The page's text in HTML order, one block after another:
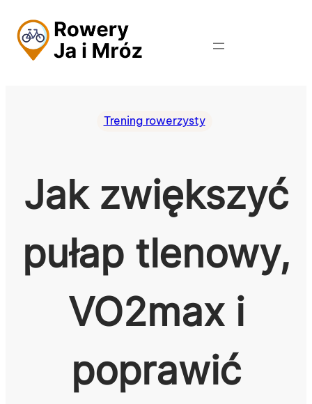
do
treści
Trening rowerzysty
Jak zwiększyć
pułap tlenowy,
VO2max i
poprawić